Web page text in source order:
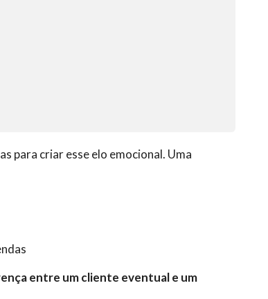
para criar esse elo emocional. Uma
entre um cliente eventual e um